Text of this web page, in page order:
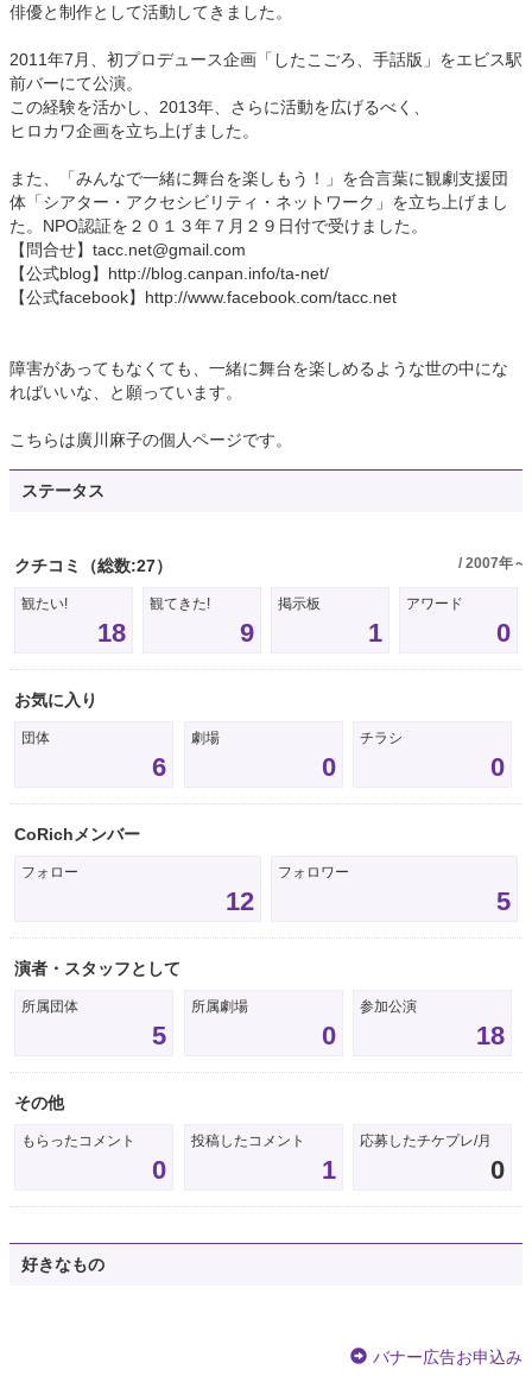
俳優と制作として活動してきました。
2011年7月、初プロデュース企画「したこごろ、手話版」をエビス駅
前バーにて公演。
この経験を活かし、2013年、さらに活動を広げるべく、
ヒロカワ企画を立ち上げました。
また、「みんなで一緒に舞台を楽しもう！」を合言葉に観劇支援団
体「シアター・アクセシビリティ・ネットワーク」を立ち上げまし
た。NPO認証を２０１３年７月２９日付で受けました。
【問合せ】tacc.net@gmail.com
【公式blog】http://blog.canpan.info/ta-net/
【公式facebook】http://www.facebook.com/tacc.net
障害があってもなくても、一緒に舞台を楽しめるような世の中にな
ればいいな、と願っています。
こちらは廣川麻子の個人ページです。
ステータス
クチコミ （総数:27） / 2007年～
観たい!
18
観てきた!
9
掲示板
1
アワード
0
お気に入り
団体
6
劇場
0
チラシ
0
CoRichメンバー
フォロー
12
フォロワー
5
演者・スタッフとして
所属団体
5
所属劇場
0
参加公演
18
その他
もらったコメント
0
投稿したコメント
1
応募したチケプレ/月
0
好きなもの
バナー広告お申込み